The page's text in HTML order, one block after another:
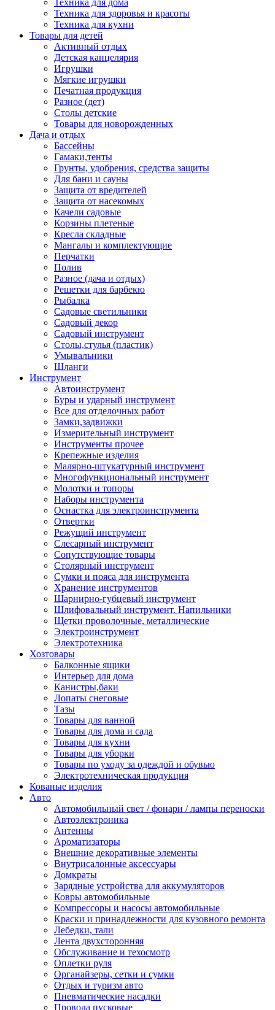
Техника для здоровья и красоты
Техника для кухни
Товары для детей
Активный отдых
Детская канцелярия
Игрушки
Мягкие игрушки
Печатная продукция
Разное (дет)
Столы детские
Товары для новорожденных
Дача и отдых
Бассейны
Гамаки,тенты
Грунты, удобрения, средства защиты
Для бани и сауны
Защита от вредителей
Защита от насекомых
Качели садовые
Корзины плетеные
Кресла складные
Мангалы и комплектующие
Перчатки
Полив
Разное (дача и отдых)
Решетки для барбекю
Рыбалка
Садовые светильники
Садовый декор
Садовый инструмент
Столы,стулья (пластик)
Умывальники
Шланги
Инструмент
Автоинструмент
Буры и ударный инструмент
Все для отделочных работ
Замки,задвижки
Измерительный инструмент
Инструменты прочее
Крепежные изделия
Малярно-штукатурный инструмент
Многофункциональный инструмент
Молотки и топоры
Наборы инструмента
Оснастка для электроинструмента
Отвертки
Режущий инструмент
Слесарный инструмент
Сопутствующие товары
Столярный инструмент
Сумки и пояса для инструмента
Хранение инструментов
Шарнирно-губцевый инструмент
Шлифовальный инструмент. Напильники
Щетки проволочные, металлические
Электроинструмент
Электротехника
Хозтовары
Балконные ящики
Интерьер для дома
Канистры,баки
Лопаты снеговые
Тазы
Товары для ванной
Товары для дома и сада
Товары для кухни
Товары для уборки
Товары по уходу за одеждой и обувью
Электротехническая продукция
Кованые изделия
Авто
Автомобильный свет / фонари / лампы переноски
Автоэлектроника
Антенны
Ароматизаторы
Внешние декоративные элементы
Внутрисалонные аксессуары
Домкраты
Зарядные устройства для аккумуляторов
Ковры автомобильные
Компрессоры и насосы автомобильные
Краски и принадлежности для кузовного ремонта
Лебедки, тали
Лента двухсторонняя
Обслуживание и техосмотр
Оплетки руля
Органайзеры, сетки и сумки
Отдых и туризм авто
Пневматические насадки
Провода пусковые